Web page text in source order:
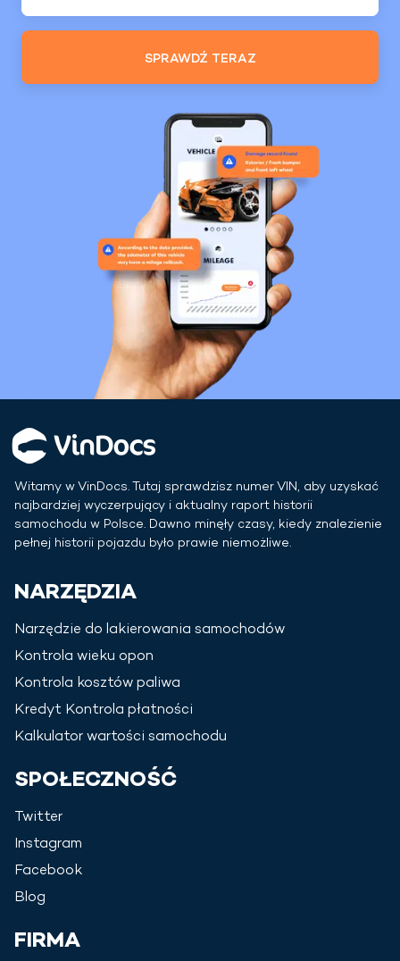
SPRAWDŹ TERAZ
Witamy w VinDocs. Tutaj sprawdzisz numer VIN, aby uzyskać
najbardziej wyczerpujący i aktualny raport historii
samochodu w Polsce. Dawno minęły czasy, kiedy znalezienie
pełnej historii pojazdu było prawie niemożliwe.
NARZĘDZIA
Narzędzie do lakierowania samochodów
Kontrola wieku opon
Kontrola kosztów paliwa
Kredyt Kontrola płatności
Kalkulator wartości samochodu
SPOŁECZNOŚĆ
Twitter
Instagram
Facebook
Blog
FIRMA